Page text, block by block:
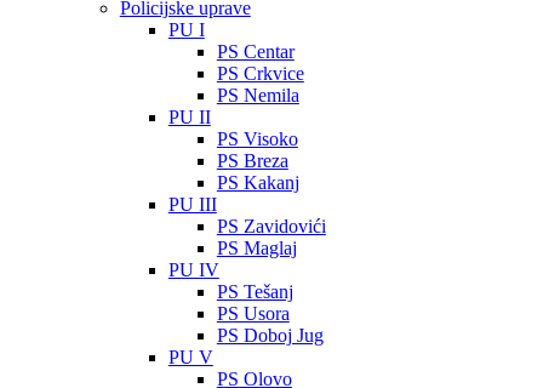
Policijske uprave
PU I
PS Centar
PS Crkvice
PS Nemila
PU II
PS Visoko
PS Breza
PS Kakanj
PU III
PS Zavidovići
PS Maglaj
PU IV
PS Tešanj
PS Usora
PS Doboj Jug
PU V
PS Olovo